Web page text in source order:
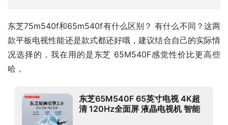
东芝75m540f和65m540f有什么区别？ 有什么不同？这两
款平板电视性能还是款式都还好哦，建议结合自己的实际情
况选择的，我在用的是东芝 65M540F感觉性价比更高些
哈，
东芝65M540F 65英寸电视 4K超
清 120Hz全面屏 液晶电视机 智能